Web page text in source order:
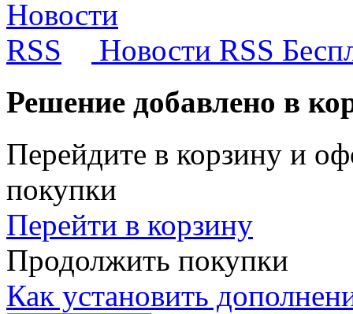
Новости RSS
Решение добавлено в
Перейдите в корзину и
покупки
Перейти в корзину
Продолжить покупки
Как установить